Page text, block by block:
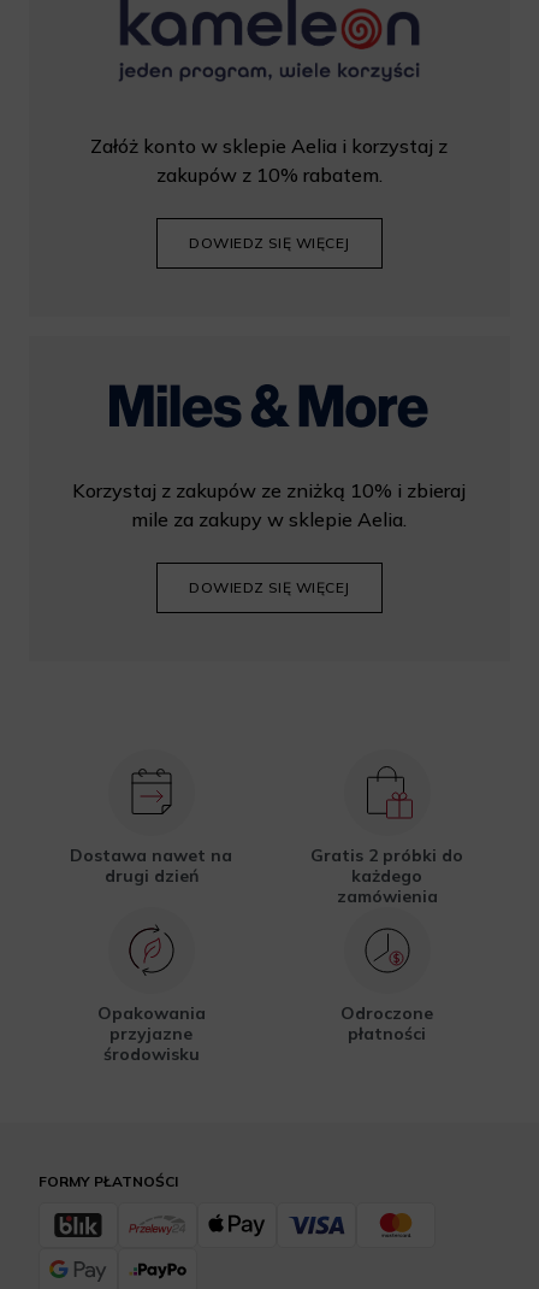
Załóż konto w sklepie Aelia i korzystaj z
zakupów z 10% rabatem.
DOWIEDZ SIĘ WIĘCEJ
Korzystaj z zakupów ze zniżką 10% i zbieraj
mile za zakupy w sklepie Aelia.
DOWIEDZ SIĘ WIĘCEJ
Dostawa nawet na
drugi dzień
Gratis 2 próbki do
każdego
zamówienia
Opakowania
przyjazne
środowisku
Odroczone
płatności
FORMY PŁATNOŚCI